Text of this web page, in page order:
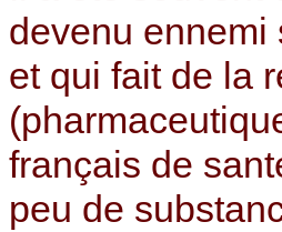
devenu ennemi
et qui fait de la
français de
peu de